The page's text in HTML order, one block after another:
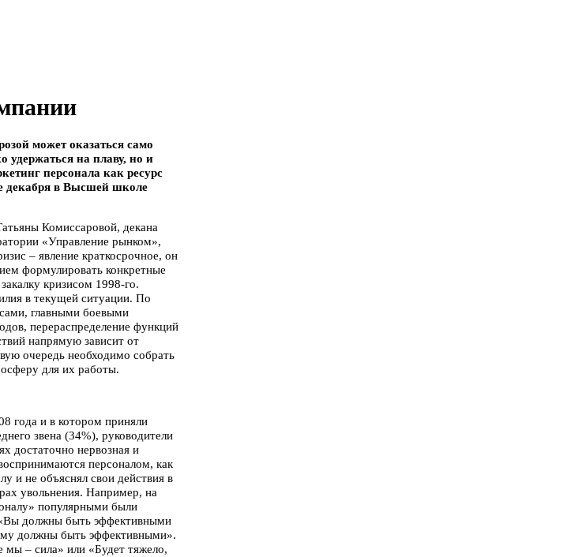
может оказаться само
удержаться на плаву, но и
персонала как ресурс
декабря в Высшей школе
Комиссаровой, декана
«Управление рынком»,
– явление краткосрочное, он
формулировать конкретные
кризисом 1998-го.
в текущей ситуации. По
главными боевыми
перераспределение функций
напрямую зависит от
очередь необходимо собрать
для их работы.
года и в котором приняли
звена (34%), руководители
достаточно нервозная и
персоналом, как
и не объяснял свои действия в
увольнения. Например, на
популярными были
должны быть эффективными
должны быть эффективными».
мы – сила» или «Будет тяжело,